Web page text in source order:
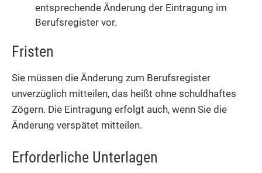
entsprechende Änderung der Eintragung im
Berufsregister vor.
Fristen
Sie müssen die Änderung zum Berufsregister
unverzüglich mitteilen, das heißt ohne schuldhaftes
Zögern. Die Eintragung erfolgt auch, wenn Sie die
Änderung verspätet mitteilen.
Erforderliche Unterlagen